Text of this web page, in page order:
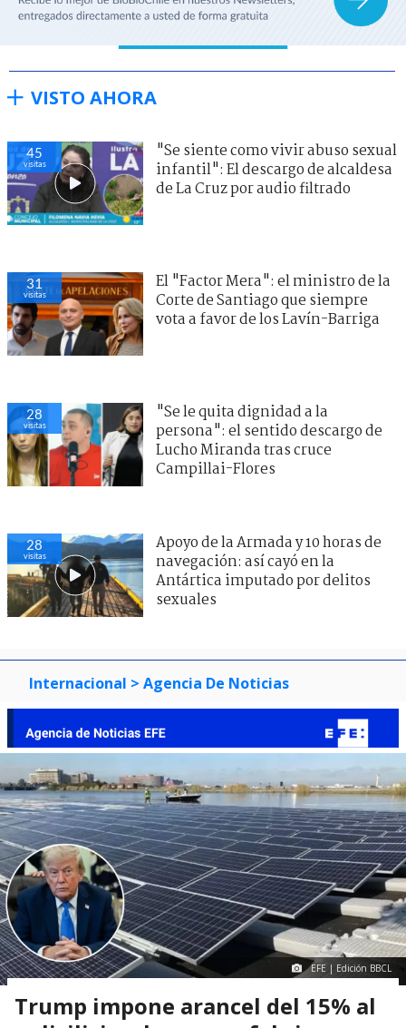
VISTO AHORA
45
visitas
"Se siente como vivir abuso sexual
infantil": El descargo de alcaldesa
de La Cruz por audio filtrado
31
visitas
El "Factor Mera": el ministro de la
Corte de Santiago que siempre
vota a favor de los Lavín-Barriga
28
visitas
"Se le quita dignidad a la
persona": el sentido descargo de
Lucho Miranda tras cruce
Campillai-Flores
28
visitas
Apoyo de la Armada y 10 horas de
navegación: así cayó en la
Antártica imputado por delitos
sexuales
Internacional > Agencia De Noticias
EFE | Edición BBCL
Trump impone arancel del 15% al